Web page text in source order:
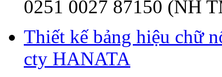
0251 0027 87150 (NH
Thiết kế bảng hiệu chữ
cty HANATA